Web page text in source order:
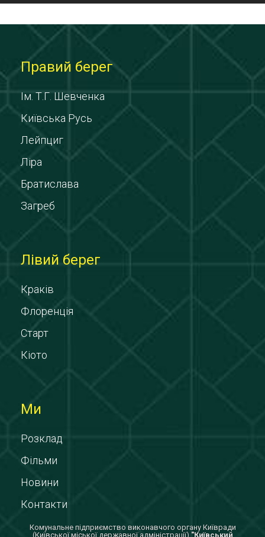
Правий берег
Ім. Т.Г. Шевченка
Київська Русь
Лейпциг
Ліра
Братислава
Загреб
Лівий берег
Краків
Флоренція
Старт
Кіото
Ми
Розклад
Фільми
Новини
Контакти
Комунальне підприємство виконавчого органу Київради
(Київської міської державної адміністрації) "Київський